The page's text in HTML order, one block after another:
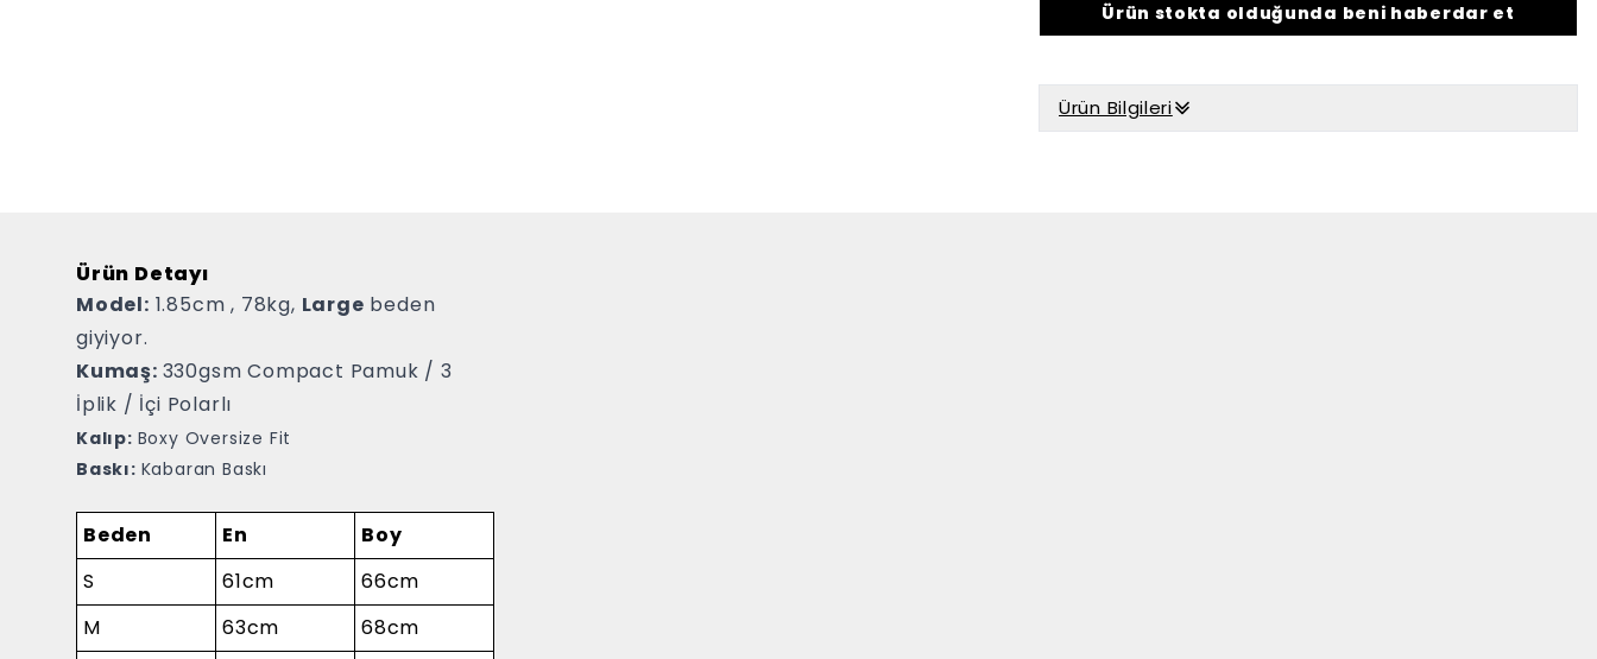
Ürün stokta olduğunda beni haberdar et
Ürün Bilgileri
Ürün Detayı
Model: 1.85cm , 78kg, Large beden
giyiyor.
Kumaş: 330gsm Compact Pamuk / 3
İplik / İçi Polarlı
Kalıp: Boxy Oversize Fit
Baskı: Kabaran Baskı
Beden En
Boy
S
61cm
66cm
M
63cm
68cm